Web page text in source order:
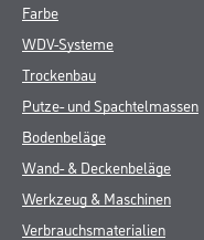
Farbe
WDV-Systeme
Trockenbau
Putze- und Spachtelmassen
Bodenbeläge
Wand- & Deckenbeläge
Werkzeug & Maschinen
Verbrauchsmaterialien